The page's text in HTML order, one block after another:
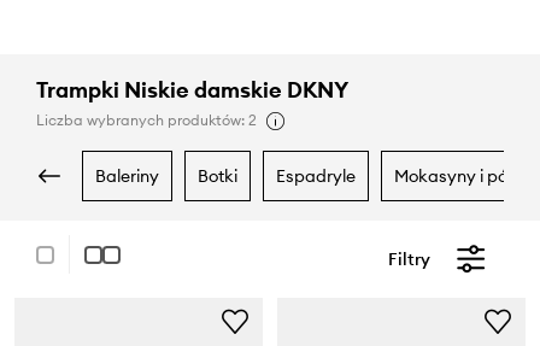
Trampki Niskie damskie DKNY
Liczba wybranych produktów: 2
baleriny botki espadryle mokasyny i
Filtry